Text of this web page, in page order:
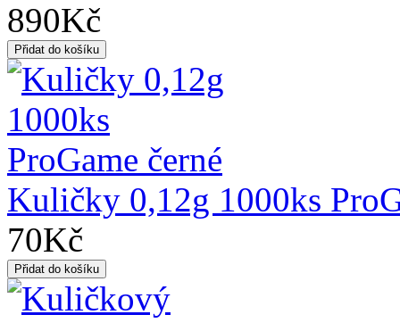
890Kč
Kuličky 0,12g 1000ks
70Kč